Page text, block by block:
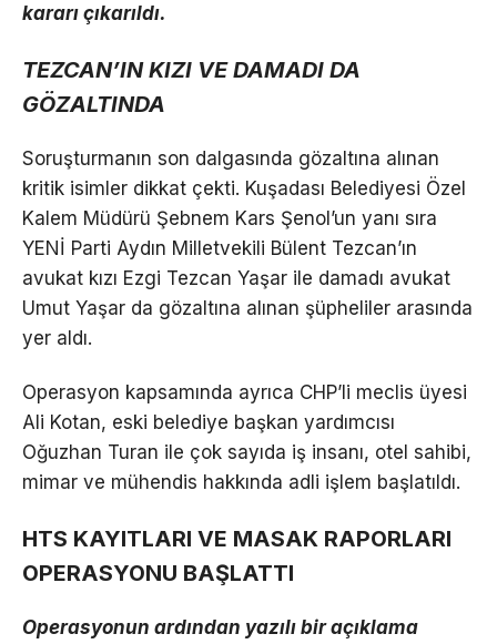
kararı çıkarıldı.
TEZCAN’IN KIZI VE DAMADI DA
GÖZALTINDA
Soruşturmanın son dalgasında gözaltına alınan
kritik isimler dikkat çekti. Kuşadası Belediyesi Özel
Kalem Müdürü Şebnem Kars Şenol’un yanı sıra
YENİ Parti Aydın Milletvekili Bülent Tezcan’ın
avukat kızı Ezgi Tezcan Yaşar ile damadı avukat
Umut Yaşar da gözaltına alınan şüpheliler arasında
yer aldı.
Operasyon kapsamında ayrıca CHP’li meclis üyesi
Ali Kotan, eski belediye başkan yardımcısı
Oğuzhan Turan ile çok sayıda iş insanı, otel sahibi,
mimar ve mühendis hakkında adli işlem başlatıldı.
HTS KAYITLARI VE MASAK RAPORLARI
OPERASYONU BAŞLATTI
Operasyonun ardından yazılı bir açıklama